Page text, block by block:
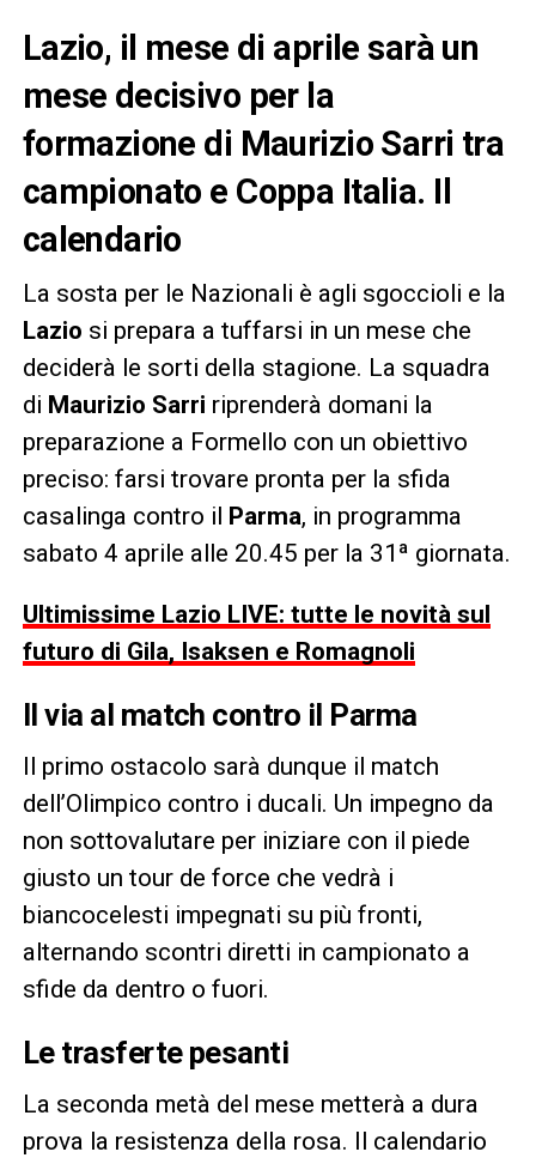
Lazio, il mese di aprile sarà un
mese decisivo per la
formazione di Maurizio Sarri tra
campionato e Coppa Italia. Il
calendario
La sosta per le Nazionali è agli sgoccioli e la
Lazio si prepara a tuffarsi in un mese che
deciderà le sorti della stagione. La squadra
di Maurizio Sarri riprenderà domani la
preparazione a Formello con un obiettivo
preciso: farsi trovare pronta per la sfida
casalinga contro il Parma, in programma
sabato 4 aprile alle 20.45 per la 31ª giornata.
Ultimissime Lazio LIVE: tutte le novità sul
futuro di Gila, Isaksen e Romagnoli
Il via al match contro il Parma
Il primo ostacolo sarà dunque il match
dell’Olimpico contro i ducali. Un impegno da
non sottovalutare per iniziare con il piede
giusto un tour de force che vedrà i
biancocelesti impegnati su più fronti,
alternando scontri diretti in campionato a
sfide da dentro o fuori.
Le trasferte pesanti
La seconda metà del mese metterà a dura
prova la resistenza della rosa. Il calendario